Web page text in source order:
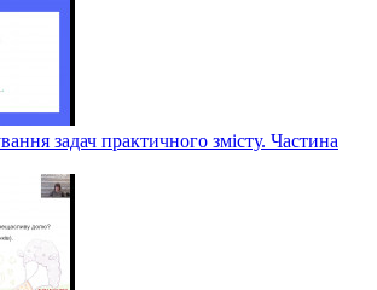
задач практичного змісту. Частина